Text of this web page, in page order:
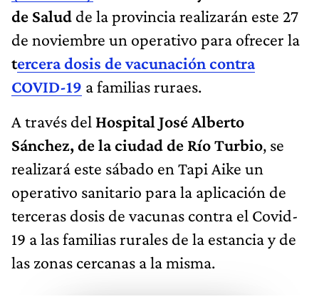
de Salud de la provincia realizarán este 27
de noviembre un operativo para ofrecer la
tercera dosis de vacunación contra
COVID-19 a familias ruraes.
A través del Hospital José Alberto
Sánchez, de la ciudad de Río Turbio, se
realizará este sábado en Tapi Aike un
operativo sanitario para la aplicación de
terceras dosis de vacunas contra el Covid-
19 a las familias rurales de la estancia y de
las zonas cercanas a la misma.